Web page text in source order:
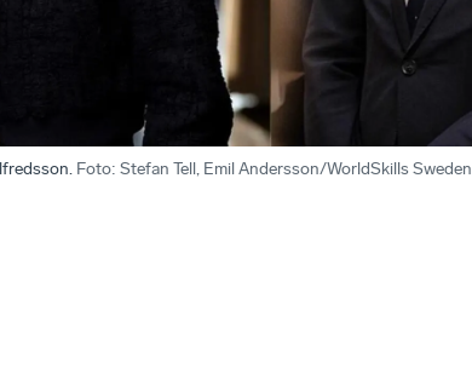
Foto: Stefan Tell, Emil Andersson/WorldSkills Sweden